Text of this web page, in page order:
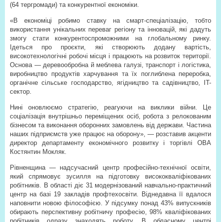
(64 тергромади) та конкурентної економіки.
«В економіці робимо ставку на смарт-спеціалізацію, тобто
використання унікальних переваг регіону та інновацій, які дадуть
змогу стати конкурентоспроможними на глобальному ринку.
Ідеться про проєкти, які створюють додану вартість,
високотехнологічні робочі місця і працюють на розвиток території.
Основа — деревообробна й меблева галузі, транспорт і логістика,
виробництво продуктів харчування та їх поглиблена переробка,
органічне сільське господарство, ягідництво та садівництво, IT-
сектор.
Нині оновлюємо стратегію, реагуючи на виклики війни. Це
соціалізація внутрішньо переміщених осіб, робота з релокованим
бізнесом та виконання оборонних замовлень від держави. Частина
наших підприємств уже працює на оборону», — розставив акценти
директор департаменту економічного розвитку і торгівлі ОВА
Костянтин Мокляк.
Рівненщина — надсучасний центр професійно-технічної освіти,
який спрямовує зусилля на підготовку висококваліфікованих
робітників. В області діє 31 модернізований навчально-практичний
центр на базі 19 закладів профтехосвіти. Віднедавна її вдалося
наповнити новою філософією. У підсумку понад 43% випускників
обирають перспективну робітничу професію, 98% кваліфікованих